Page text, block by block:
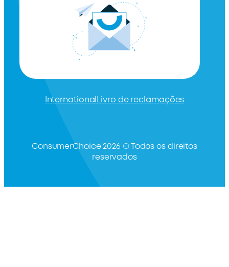
International Livro de reclamações
ConsumerChoice 2026 © Todos os direitos
reservados